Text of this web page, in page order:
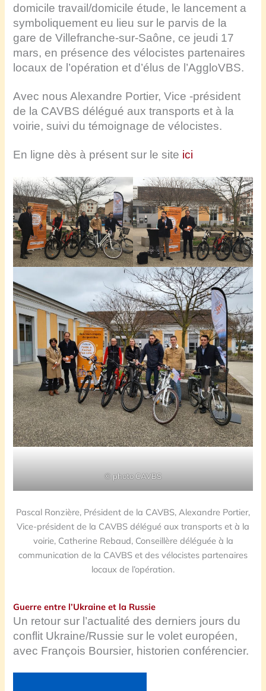
domicile travail/domicile étude, le lancement a
symboliquement eu lieu sur le parvis de la
gare de Villefranche-sur-Saône, ce jeudi 17
mars, en présence des vélocistes partenaires
locaux de l’opération et d’élus de l’AggloVBS.
Avec nous Alexandre Portier, Vice -président
de la CAVBS délégué aux transports et à la
voirie, suivi du témoignage de vélocistes.
En ligne dès à présent sur le site ici
© photo CAVBS
Pascal Ronzière, Président de la CAVBS, Alexandre Portier,
Vice-président de la CAVBS délégué aux transports et à la
voirie, Catherine Rebaud, Conseillère déléguée à la
communication de la CAVBS et des vélocistes partenaires
locaux de l’opération.
Guerre entre l’Ukraine et la Russie
Un retour sur l’actualité des derniers jours du
conflit Ukraine/Russie sur le volet européen,
avec François Boursier, historien conférencier.